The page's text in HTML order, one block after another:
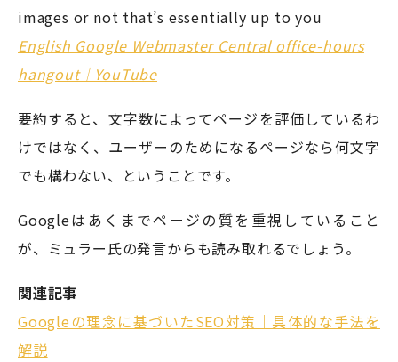
images or not that’s essentially up to you
English Google Webmaster Central office-hours
hangout｜YouTube
要約すると、文字数によってページを評価しているわ
けではなく、ユーザーのためになるページなら何文字
でも構わない、ということです。
Googleはあくまでページの質を重視していること
が、ミュラー氏の発言からも読み取れるでしょう。
関連記事
Googleの理念に基づいたSEO対策｜具体的な手法を
解説